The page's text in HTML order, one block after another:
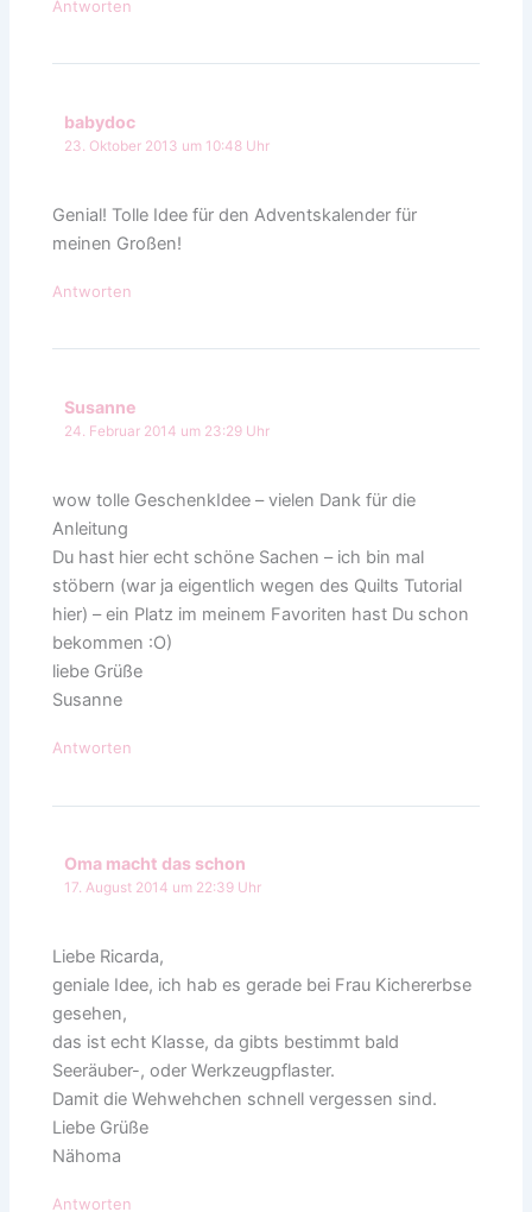
Antworten
babydoc
23. Oktober 2013 um 10:48 Uhr
Genial! Tolle Idee für den Adventskalender für
meinen Großen!
Antworten
Susanne
24. Februar 2014 um 23:29 Uhr
wow tolle GeschenkIdee – vielen Dank für die
Anleitung
Du hast hier echt schöne Sachen – ich bin mal
stöbern (war ja eigentlich wegen des Quilts Tutorial
hier) – ein Platz im meinem Favoriten hast Du schon
bekommen :O)
liebe Grüße
Susanne
Antworten
Oma macht das schon
17. August 2014 um 22:39 Uhr
Liebe Ricarda,
geniale Idee, ich hab es gerade bei Frau Kichererbse
gesehen,
das ist echt Klasse, da gibts bestimmt bald
Seeräuber-, oder Werkzeugpflaster.
Damit die Wehwehchen schnell vergessen sind.
Liebe Grüße
Nähoma
Antworten